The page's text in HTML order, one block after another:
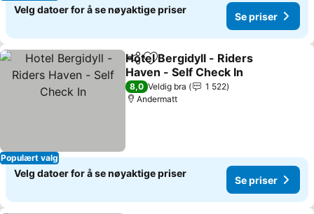
Velg datoer for å se nøyaktige priser
Se priser
Populært valg
Del Legg til i favoritter
Hotel Bergidyll - Riders
Haven - Self Check In
Se priser
8,0 Veldig bra
1 522
Andermatt
Velg datoer for å se nøyaktige priser
Se priser